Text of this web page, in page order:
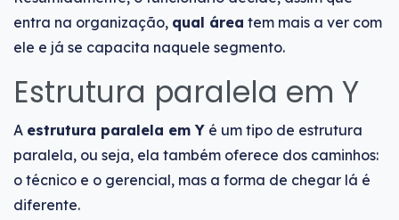
entra na organização, qual área tem mais a ver com
ele e já se capacita naquele segmento.
Estrutura paralela em Y
A estrutura paralela em Y é um tipo de estrutura
paralela, ou seja, ela também oferece dos caminhos:
o técnico e o gerencial, mas a forma de chegar lá é
diferente.